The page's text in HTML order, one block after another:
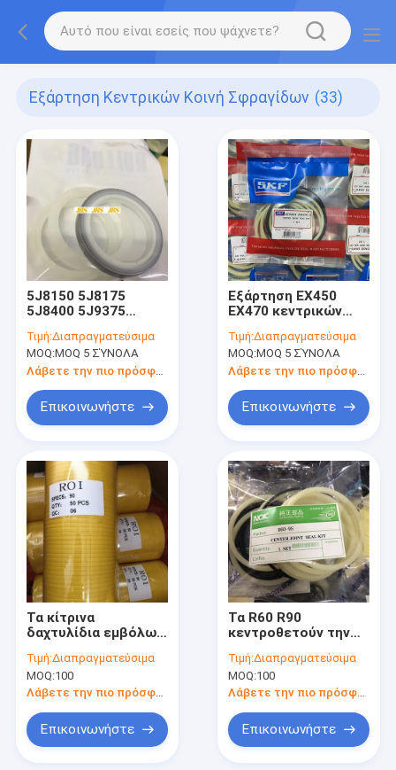
Εξάρτηση Κεντρικών Κοινή Σφραγίδων (33)
5J8150 5J8175
5J8400 5J9375
5J8275 5J8300
5J8325 8J4509
8J4507
Τιμή:Διαπραγματεύσιμα
MOQ:MOQ 5 ΣΎΝΟΛΑ
Λάβετε την πιο πρόσφατη τιμή
Επικοινωνήστε
Εξάρτηση EX450
EX470 κεντρικών
ZAX470 ZAX450
Τιμή:Διαπραγματεύσιμα
MOQ:MOQ 5 ΣΎΝΟΛΑ
Επικοινωνήστε
Τα κίτρινα
δαχτυλίδια εμβόλων
κεντροθετούν την
κοινή εξάρτηση
σφραγίδων για E120B
Τιμή:Διαπραγματεύσιμα
MOQ:100
Λάβετε την πιο πρόσφατη τιμή
Επικοινωνήστε
Τα R60 R90
κεντροθετούν την
σφραγίδα της
Hyundai βραχιόνων
κυλίνδρων
υδραυλική
Τιμή:Διαπραγματεύσιμα
MOQ:100
Επικοινωνήστε